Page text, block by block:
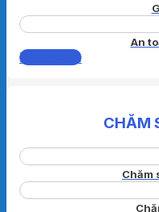
An
Xem thêm
CHĂM
Chăm